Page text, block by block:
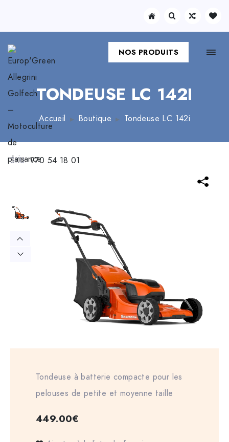
NOS PRODUITS
TONDEUSE LC 142I
Accueil Boutique Tondeuse LC 142i
SKU:970 54 18 01
Tondeuse à batterie compacte pour les
pelouses de petite et moyenne taille
449.00€